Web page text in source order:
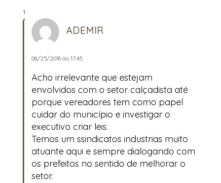
ADEMIR
08/25/2016 às 17:45
Acho irrelevante que estejam
envolvidos com o setor calçadista até
porque vereadores tem como papel
cuidar do município e investigar o
executivo criar leis.
Temos um ssindicatos industrias muito
atuante aqui e sempre dialogando com
os prefeitos no sentido de melhorar o
setor.